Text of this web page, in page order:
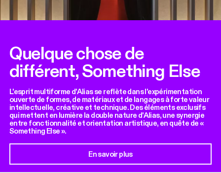
Quelque chose de
différent, Something Else
L'esprit multiforme d'Alias se reflète dans l'expérimentation
ouverte de formes, de matériaux et de langages à forte valeur
intellectuelle, créative et technique. Des éléments exclusifs
qui mettent en lumière la double nature d'Alias, une synergie
entre fonctionnalité et orientation artistique, en quête de «
Something Else ».
En savoir plus